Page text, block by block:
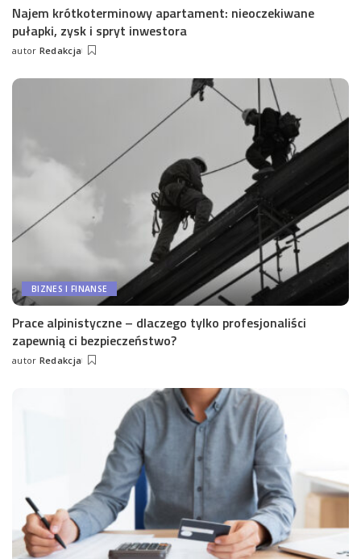
Najem krótkoterminowy apartament: nieoczekiwane
pułapki, zysk i spryt inwestora
Wysłany
autor Redakcja
BIZNES I FINANSE
Prace alpinistyczne – dlaczego tylko profesjonaliści
zapewnią ci bezpieczeństwo?
Wysłany
autor Redakcja